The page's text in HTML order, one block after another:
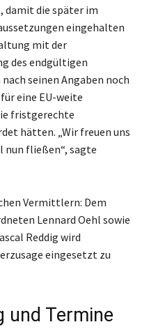
damit die später im
eingehalten
mit der
des endgültigen
seinen Angaben noch
eine EU-weite
fristgerechte
hätten. „Wir freuen uns
nun fließen“, sagte
Vermittlern: Dem
Lennard Oehl sowie
Reddig wird
eingesetzt zu
und Termine